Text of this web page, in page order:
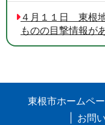
４月１１日 東根
ものの目撃情報が
東根市ホームペ
お問